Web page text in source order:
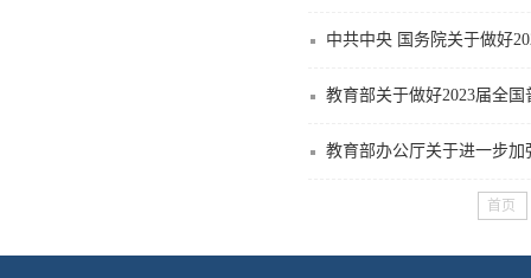
中共中央 国务院关于做好
教育部关于做好2023届全
教育部办公厅关于进一步
首页